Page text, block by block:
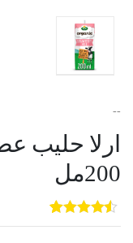
--
ارلا حليب
200مل
5
out of
5
3